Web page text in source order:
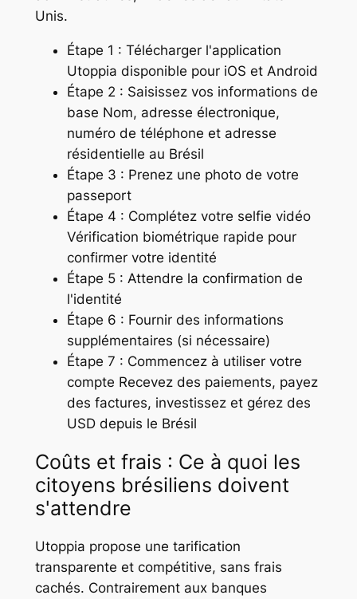
Unis.
Étape 1 : Télécharger l'application
Utoppia disponible pour iOS et Android
Étape 2 : Saisissez vos informations de
base Nom, adresse électronique,
numéro de téléphone et adresse
résidentielle au Brésil
Étape 3 : Prenez une photo de votre
passeport
Étape 4 : Complétez votre selfie vidéo
Vérification biométrique rapide pour
confirmer votre identité
Étape 5 : Attendre la confirmation de
l'identité
Étape 6 : Fournir des informations
supplémentaires (si nécessaire)
Étape 7 : Commencez à utiliser votre
compte Recevez des paiements, payez
des factures, investissez et gérez des
USD depuis le Brésil
Coûts et frais : Ce à quoi les
citoyens brésiliens doivent
s'attendre
Utoppia propose une tarification
transparente et compétitive, sans frais
cachés. Contrairement aux banques